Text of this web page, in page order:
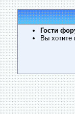
Гости
Вы хотите